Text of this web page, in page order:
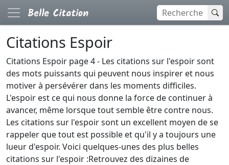
Citations Espoir
Citations Espoir page 4 - Les citations sur l'espoir sont
des mots puissants qui peuvent nous inspirer et nous
motiver à persévérer dans les moments difficiles.
L'espoir est ce qui nous donne la force de continuer à
avancer, même lorsque tout semble être contre nous.
Les citations sur l'espoir sont un excellent moyen de se
rappeler que tout est possible et qu'il y a toujours une
lueur d'espoir. Voici quelques-unes des plus belles
citations sur l'espoir :Retrouvez des dizaines de